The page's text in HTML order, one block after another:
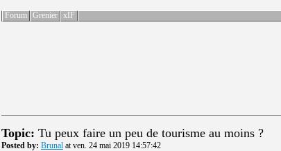
Forum Grenier xIF
Topic: Tu peux faire un peu de tourisme au moins ?
Posted by: Brunal at ven. 24 mai 2019 14:57:42